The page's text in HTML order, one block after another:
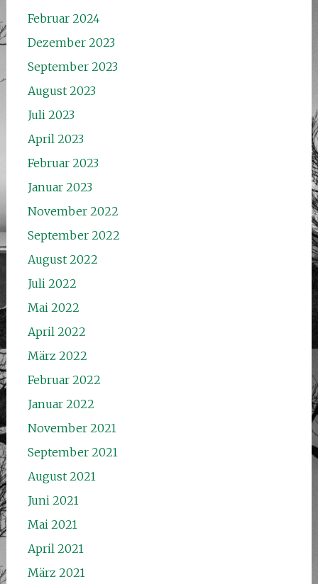
Februar 2024
Dezember 2023
September 2023
August 2023
Juli 2023
April 2023
Februar 2023
Januar 2023
November 2022
September 2022
August 2022
Juli 2022
Mai 2022
April 2022
März 2022
Februar 2022
Januar 2022
November 2021
September 2021
August 2021
Juni 2021
Mai 2021
April 2021
März 2021